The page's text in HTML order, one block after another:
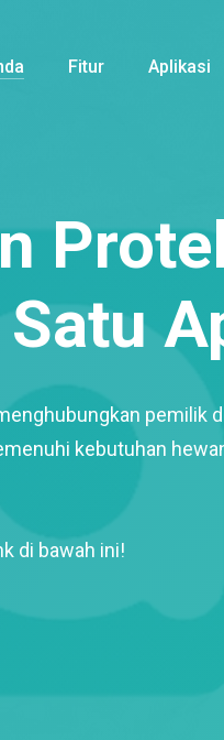
Fitur Aplikasi
pemilik
kebutuhan
di bawah ini!